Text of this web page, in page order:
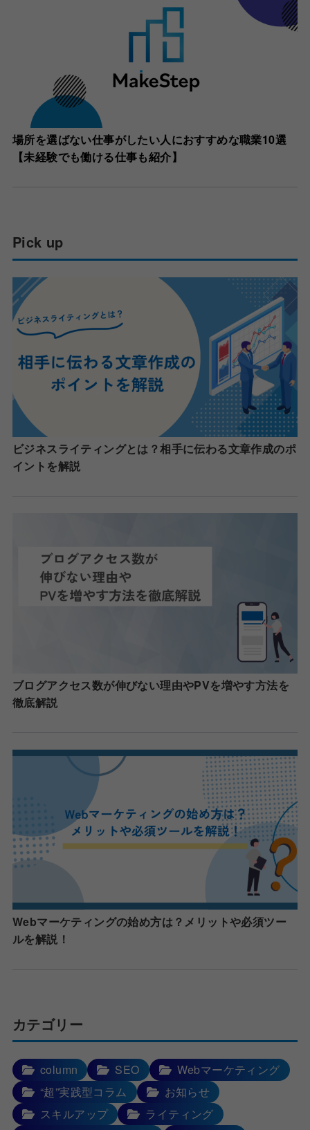
場所を選ばない仕事がしたい人におすすめな職業10選
【未経験でも働ける仕事も紹介】
Pick up
ビジネスライティングとは？相手に伝わる文章作成のポ
イントを解説
ブログアクセス数が伸びない理由やPVを増やす方法を
徹底解説
Webマーケティングの始め方は？メリットや必須ツー
ルを解説！
カテゴリー
column SEO
Webマーケティング
“超”実践型コラム
お知らせ
スキルアップ
ライティング